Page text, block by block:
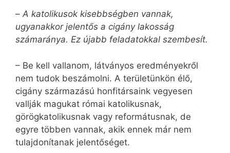
– A katolikusok kisebbségben vannak,
ugyanakkor jelentős a cigány lakosság
számaránya. Ez újabb feladatokkal szembesít.
– Be kell vallanom, látványos eredményekről
nem tudok beszámolni. A területünkön élő,
cigány származású honfitársaink vegyesen
vallják magukat római katolikusnak,
görögkatolikusnak vagy reformátusnak, de
egyre többen vannak, akik ennek már nem
tulajdonítanak jelentőséget.